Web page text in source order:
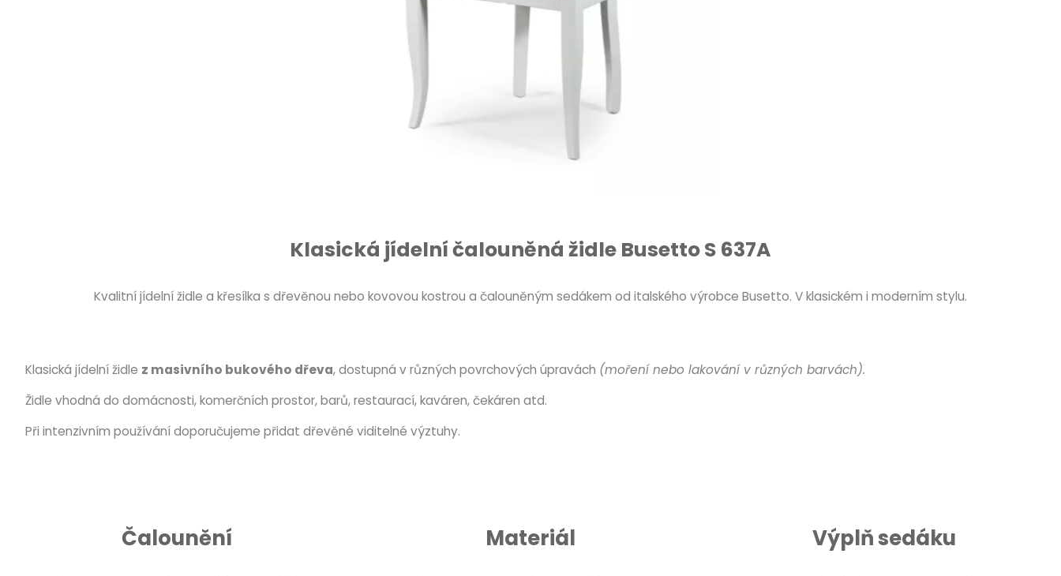
Klasická jídelní čalouněná židle Busetto S 637A
Kvalitní jídelní židle a křesílka s dřevěnou nebo kovovou kostrou a čalouněným sedákem od italského výrobce Busetto. V klasickém i moderním stylu.
Klasická jídelní židle z masivního bukového dřeva, dostupná v různých povrchových úpravách (moření nebo lakování v různých barvách).
Židle vhodná do domácnosti, komerčních prostor, barů, restaurací, kaváren, čekáren atd.
Při intenzivním používání doporučujeme přidat dřevěné viditelné výztuhy.
Čalounění Materiál Výplň sedáku